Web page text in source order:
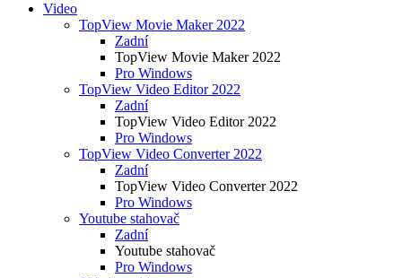
Video
TopView Movie Maker 2022
Zadní
TopView Movie Maker 2022
Pro Windows
TopView Video Editor 2022
Zadní
TopView Video Editor 2022
Pro Windows
TopView Video Converter 2022
Zadní
TopView Video Converter 2022
Pro Windows
Youtube stahovač
Zadní
Youtube stahovač
Pro Windows